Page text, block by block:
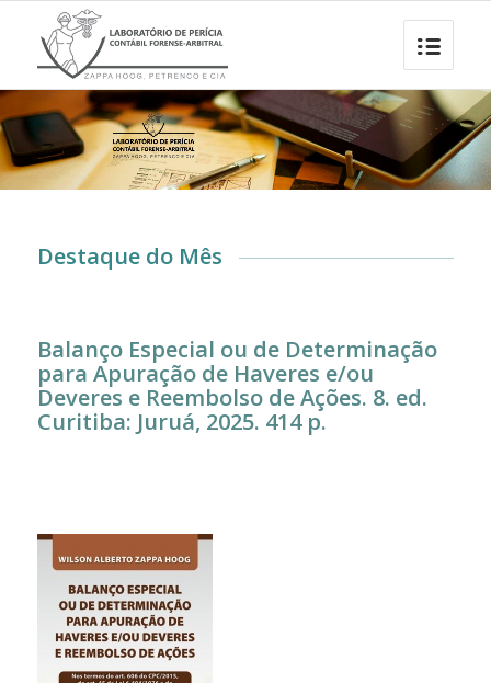
Destaque do Mês
Balanço Especial ou de Determinação
para Apuração de Haveres e/ou
Deveres e Reembolso de Ações. 8. ed.
Curitiba: Juruá, 2025. 414 p.